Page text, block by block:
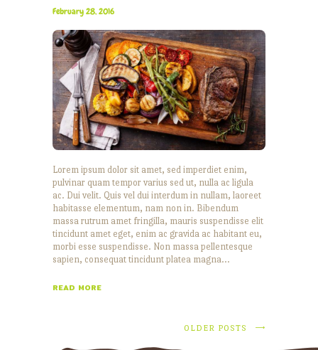
February 28, 2016
Lorem ipsum dolor sit amet, sed imperdiet enim,
pulvinar quam tempor varius sed ut, nulla ac ligula
ac. Dui velit. Quis vel dui interdum in nullam, laoreet
habitasse elementum, nam non in. Bibendum
massa rutrum amet fringilla, mauris suspendisse elit
tincidunt amet eget, enim ac gravida ac habitant eu,
morbi esse suspendisse. Non massa pellentesque
sapien, consequat tincidunt platea magna…
READ MORE
OLDER POSTS